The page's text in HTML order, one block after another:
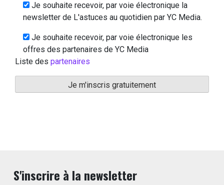
Je souhaite recevoir, par voie électronique la
newsletter de L'astuces au quotidien par YC Media.
Je souhaite recevoir, par voie électronique les
offres des partenaires de YC Media
Liste des partenaires
S'inscrire à la newsletter